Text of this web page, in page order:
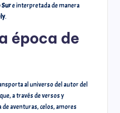
Sure interpretada de manera
.
época de
al universo del autor del
a través de versos y
aventuras, celos, amores